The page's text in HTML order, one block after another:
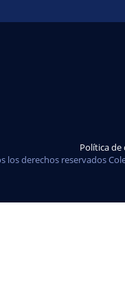
Política de
los derechos reservados